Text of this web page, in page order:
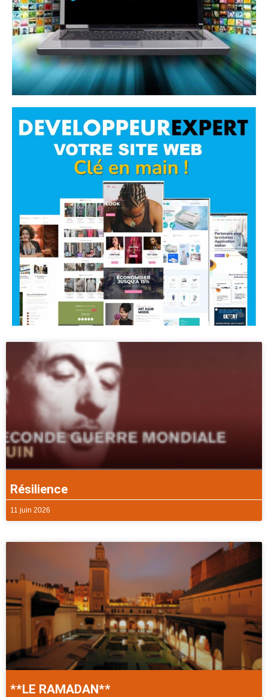
Résilience
11 juin 2026
**LE RAMADAN**